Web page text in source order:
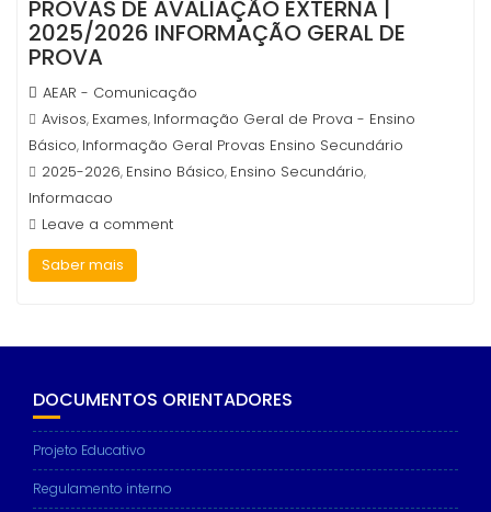
PROVAS DE AVALIAÇÃO EXTERNA |
2025/2026 INFORMAÇÃO GERAL DE
PROVA
AEAR - Comunicação
Avisos, Exames, Informação Geral de Prova - Ensino
Básico, Informação Geral Provas Ensino Secundário
2025-2026, Ensino Básico, Ensino Secundário,
Informacao
Leave a comment
Saber mais
DOCUMENTOS ORIENTADORES
Projeto Educativo
Regulamento interno